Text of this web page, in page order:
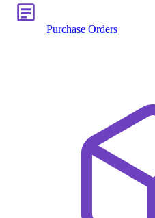
Purchase Orders